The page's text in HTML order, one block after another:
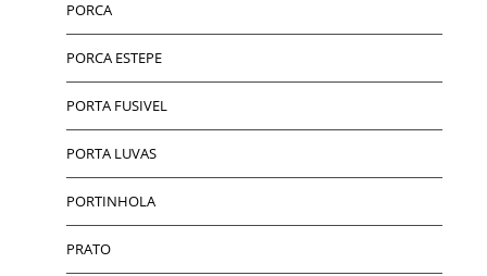
PORCA
PORCA ESTEPE
PORTA FUSIVEL
PORTA LUVAS
PORTINHOLA
PRATO